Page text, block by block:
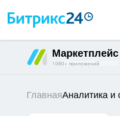
Маркетплейс
1080+ приложений
HR-менеджмент
ГлавнаяАналитика и